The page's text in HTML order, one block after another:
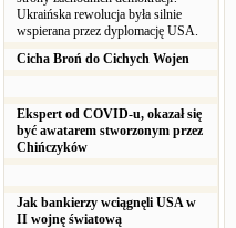
Ukraińska rewolucja była silnie
wspierana przez dyplomację USA.
Cicha Broń do Cichych Wojen
Ekspert od COVID-u, okazał się
być awatarem stworzonym przez
Chińczyków
Jak bankierzy wciągnęli USA w
II wojnę światową